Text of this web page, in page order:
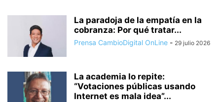
La paradoja de la empatía en la
cobranza: Por qué tratar...
Prensa CambioDigital OnLine - 29 julio 2026
La academia lo repite:
“Votaciones públicas usando
Internet es mala idea”...